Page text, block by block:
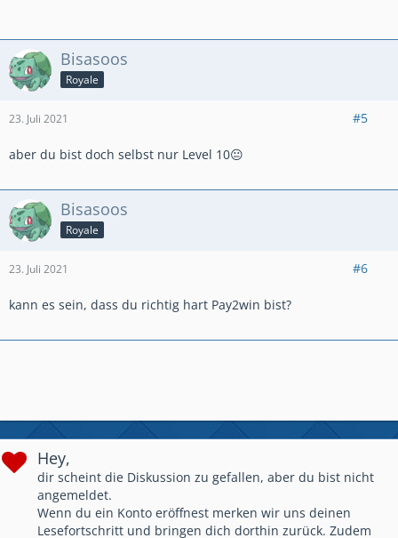
Bisasoos
Royale
23. Juli 2021 #5
aber du bist doch selbst nur Level 10😐
Bisasoos
Royale
23. Juli 2021 #6
kann es sein, dass du richtig hart Pay2win bist?
Hey,
dir scheint die Diskussion zu gefallen, aber du bist nicht
angemeldet.
Wenn du ein Konto eröffnest merken wir uns deinen
Lesefortschritt und bringen dich dorthin zurück. Zudem